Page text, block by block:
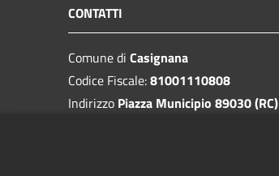
CONTATTI
Comune di Casignana
Codice Fiscale:81001110808
Indirizzo Piazza Municipio 89030 (RC)